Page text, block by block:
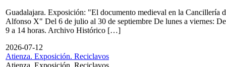
Guadalajara. Exposición: "El documento medieval en la Cancillería
Alfonso X" Del 6 de julio al 30 de septiembre De lunes a viernes: De
9 a 14 horas. Archivo Histórico […]
2026-07-12
Atienza. Exposición. Reciclavos
Atienza. Exposición. Reciclavos